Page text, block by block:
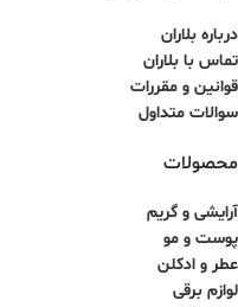
درباره بلاران
تماس با بلاران
قوانین و مقررات
سوالات متداول
محصولات
آرایشی و گریم
پوست و مو
عطر و ادکلن
لوازم برقی